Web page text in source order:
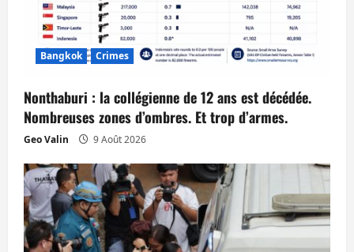
t
i
c
l
e
Bangkok Crimes
Nonthaburi : la collégienne de 12 ans est décédée.
Nombreuses zones d’ombres. Et trop d’armes.
Geo Valin 9 Août 2026